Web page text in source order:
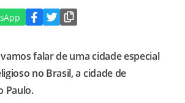
falar de uma cidade especial
no Brasil, a cidade de
Paulo.